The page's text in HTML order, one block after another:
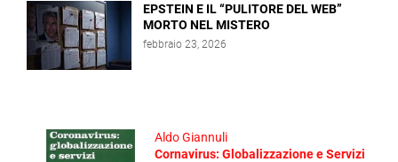
EPSTEIN E IL “PULITORE DEL WEB”
MORTO NEL MISTERO
febbraio 23, 2026
Aldo Giannuli
Cornavirus: Globalizzazione e Servizi